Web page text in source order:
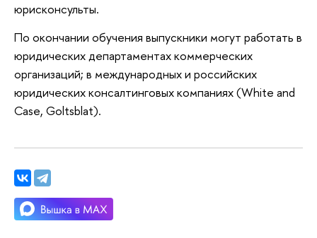
юрисконсульты.
По окончании обучения выпускники могут работать в
юридических департаментах коммерческих
организаций; в международных и российских
юридических консалтинговых компаниях (White and
Case, Goltsblat).